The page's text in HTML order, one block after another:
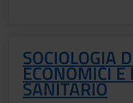
SOCIOLOGIA
ECONOMICI E
SANITARIO